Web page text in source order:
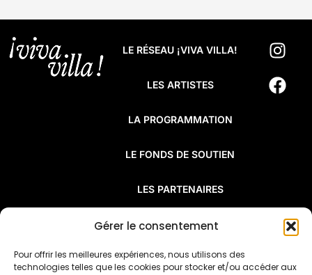
Gérer le consentement
Pour offrir les meilleures expériences, nous utilisons des
technologies telles que les cookies pour stocker et/ou accéder aux
LE RÉSEAU ¡VIVA VILLA!
LES ARTISTES
LA PROGRAMMATION
LE FONDS DE SOUTIEN
LES PARTENAIRES
FAQ
¡Viva Villa! est un réseau de résidences